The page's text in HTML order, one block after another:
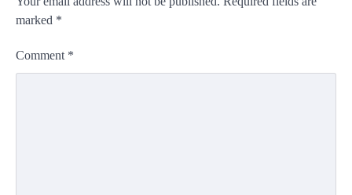
marked *
Comment *